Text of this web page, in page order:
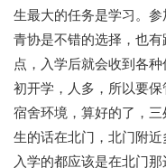
生最大的任务是学习。
青协是不错的选择，也
点，入学后就会收到各种
初开学，人多，所以要保
宿舍环境，算好的了，
生的话在北门，北门附
入学的都应该是在北门